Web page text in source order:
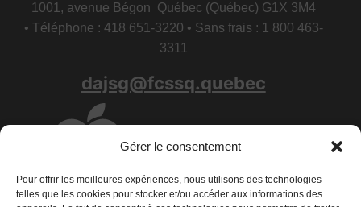
Gérer le consentement
Pour offrir les meilleures expériences, nous utilisons des technologies
telles que les cookies pour stocker et/ou accéder aux informations des
1001, avenue Bégon Québec (Québec) G1X 3M4
• Téléphone : 418 651-3220 • Sans frais : 1 800 463-
3311
dajsg@fcssq.quebec